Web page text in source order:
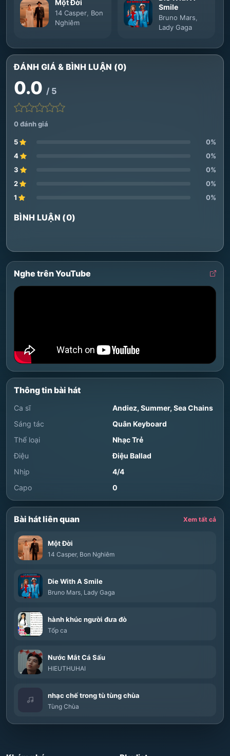
Một Đời
14 Casper Bon
Nghiêm
Smile
Bruno Mars
Lady Gaga
ĐÁNH GIÁ & BÌNH LUẬN (0)
0.0 / 5
0 đánh giá
5
0%
4
0%
3
0%
2
0%
1
0%
BÌNH LUẬN (0)
Nghe trên YouTube
Thông tin bài hát
Ca sĩ Andiez, Summer, Sea Chains
Sáng tác
Quân Keyboard
Thể loại
Nhạc Trẻ
Điệu
Điệu Ballad
Nhịp
4/4
Capo
0
Bài hát liên quan Xem tất cả
Một Đời
14 Casper, Bon Nghiêm
Die With A Smile
Bruno Mars, Lady Gaga
hành khúc người đưa đò
Tốp ca
Nước Mắt Cá Sấu
HIEUTHUHAI
nhạc chế trong tù tùng chùa
Tùng Chùa